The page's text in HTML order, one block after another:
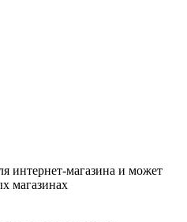
интернет-магазина и может
магазинах